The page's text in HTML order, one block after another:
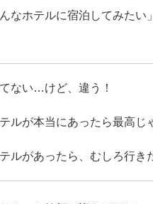
なホテルに宿泊してみたい
ない…けど、違う！
ルが本当にあったら最高じ
ルがあったら、むしろ行き